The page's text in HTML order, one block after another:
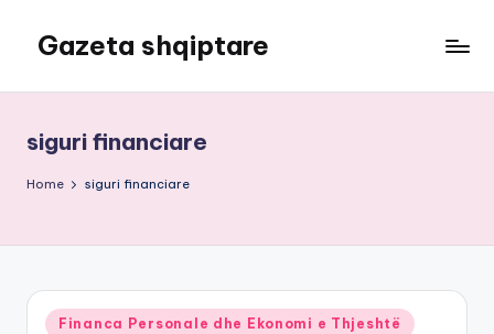
content
Gazeta shqiptare
siguri financiare
Home siguri financiare
Posted
Financa Personale dhe Ekonomi e Thjeshtë